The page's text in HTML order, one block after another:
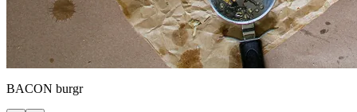
BACON burgr